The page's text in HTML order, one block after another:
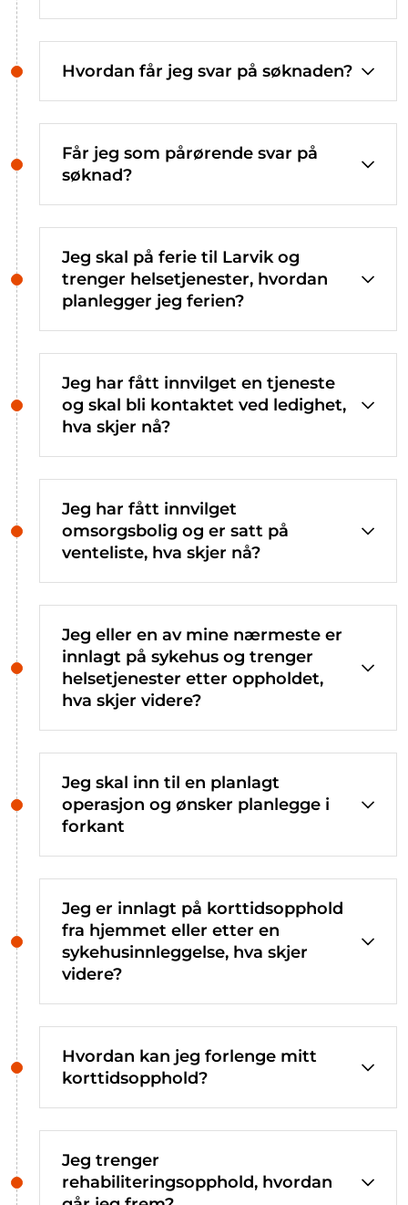
Hvordan får jeg svar på søknaden?
Får jeg som pårørende svar på
søknad?
Jeg skal på ferie til Larvik og
trenger helsetjenester, hvordan
planlegger jeg ferien?
Jeg har fått innvilget en tjeneste
og skal bli kontaktet ved ledighet,
hva skjer nå?
Jeg har fått innvilget
omsorgsbolig og er satt på
venteliste, hva skjer nå?
Jeg eller en av mine nærmeste er
innlagt på sykehus og trenger
helsetjenester etter oppholdet,
hva skjer videre?
Jeg skal inn til en planlagt
operasjon og ønsker planlegge i
forkant
Jeg er innlagt på korttidsopphold
fra hjemmet eller etter en
sykehusinnleggelse, hva skjer
videre?
Hvordan kan jeg forlenge mitt
korttidsopphold?
Jeg trenger
rehabiliteringsopphold, hvordan